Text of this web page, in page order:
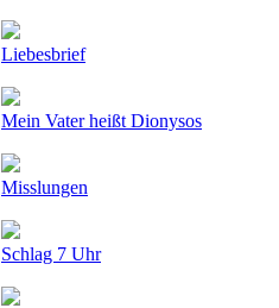
Liebesbrief
Mein Vater heißt Dionysos
Misslungen
Schlag 7 Uhr